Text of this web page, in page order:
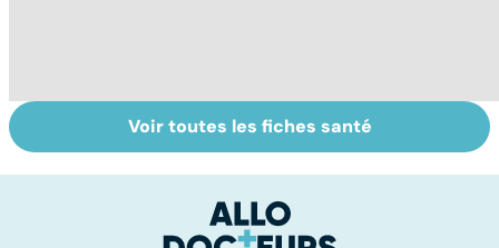
Quand la maladie
entraîne la chute
Gynéco : un suivi
pour la vie
Voir toutes les fiches santé